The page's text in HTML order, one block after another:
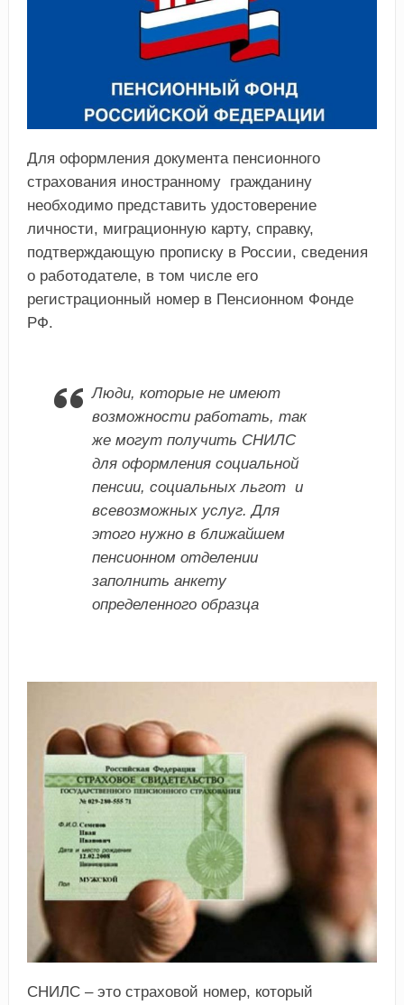
Для оформления документа пенсионного
страхования иностранному гражданину
необходимо представить удостоверение
личности, миграционную карту, справку,
подтверждающую прописку в России, сведения
о работодателе, в том числе его
регистрационный номер в Пенсионном Фонде
РФ.
Люди, которые не имеют
возможности работать, так
же могут получить СНИЛС
для оформления социальной
пенсии, социальных льгот и
всевозможных услуг. Для
этого нужно в ближайшем
пенсионном отделении
заполнить анкету
определенного образца
СНИЛС – это страховой номер, который